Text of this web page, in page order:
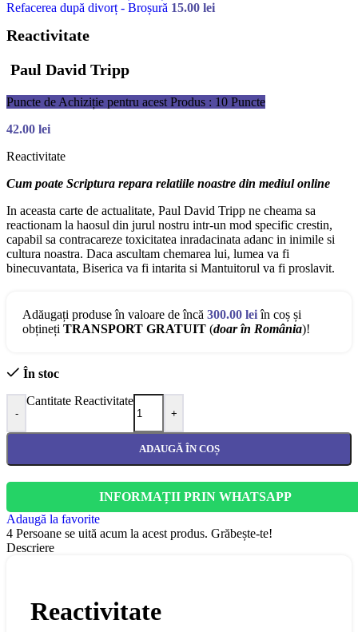
Refacerea după divorț - Broșură 15.00 lei
Reactivitate
Paul David Tripp
Puncte de Achiziție pentru acest Produs : 10 Puncte
42.00 lei
Reactivitate
Cum poate Scriptura repara relatiile noastre din mediul online
In aceasta carte de actualitate, Paul David Tripp ne cheama sa
reactionam la haosul din jurul nostru intr‑un mod specific crestin,
capabil sa contracareze toxicitatea inradacinata adanc in inimile si
cultura noastra. Daca ascultam chemarea lui, lumea va fi
binecuvantata, Biserica va fi intarita si Mantuitorul va fi proslavit.
Adăugați produse în valoare de încă 300.00 leiîn coș și
obțineți TRANSPORT GRATUIT (doar în România)!
În stoc
-
Cantitate Reactivitate
+
ADAUGĂ ÎN COȘ
INFORMAȚII PRIN WHATSAPP
Adaugă la favorite
4 Persoane se uită acum la acest produs. Grăbește-te!
Descriere
Reactivitate